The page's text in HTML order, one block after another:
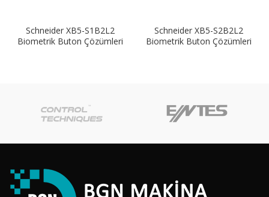
Schneider XB5-S1B2L2
Biometrik Buton Çözümleri
Schneider XB5-S2B2L2
Biometrik Buton Çözümleri